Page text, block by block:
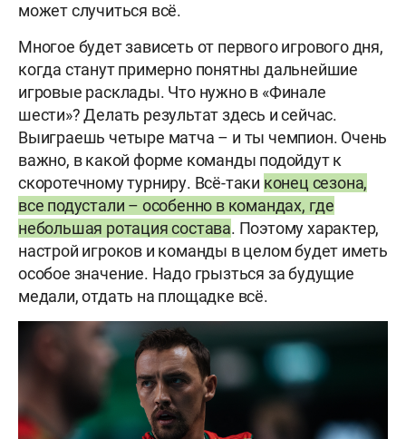
может случиться всё.
Многое будет зависеть от первого игрового дня,
когда станут примерно понятны дальнейшие
игровые расклады. Что нужно в «Финале
шести»? Делать результат здесь и сейчас.
Выиграешь четыре матча – и ты чемпион. Очень
важно, в какой форме команды подойдут к
скоротечному турниру. Всё-таки конец сезона,
все подустали – особенно в командах, где
небольшая ротация состава. Поэтому характер,
настрой игроков и команды в целом будет иметь
особое значение. Надо грызться за будущие
медали, отдать на площадке всё.